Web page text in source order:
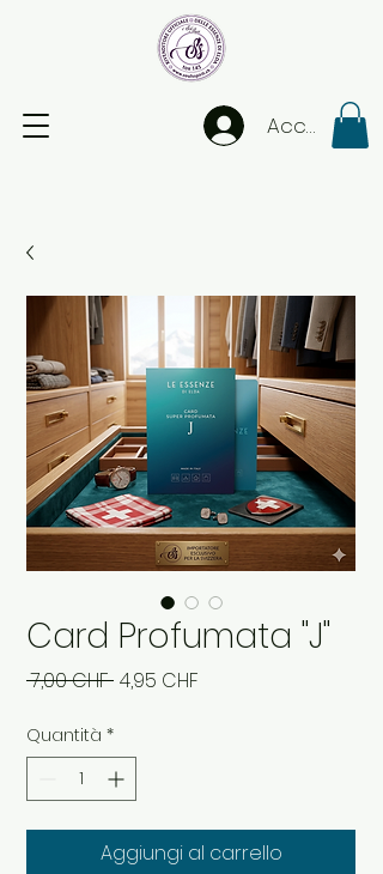
Accedi
Card Profumata "J"
7,00 CHF Prezzo
4,95 CHF
Quantità *
Aggiungi al carrello